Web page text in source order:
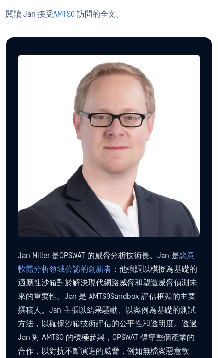
閱讀 Jan 接受AMTSO 訪問的全文。
Jan Miller 是OPSWAT 的威脅分析技術長。Jan 是惡意
軟體分析領域公認的創新者 ；他強調以模擬為基礎的
適應性沙箱對於解決現代網路威脅和塑造威脅偵測未
來的重要性。Jan 是 AMTSOSandbox 評估框架的主要
撰稿人。Jan 主張以結果驅動、以案例為基礎的測試
方法，以確保沙箱技術評估的公平性和透明度。透過
Jan 對 AMTSO 的積極參與，OPSWAT 倡導整個產業的
合作，以對抗不斷演進的威脅，例如無檔案惡意軟